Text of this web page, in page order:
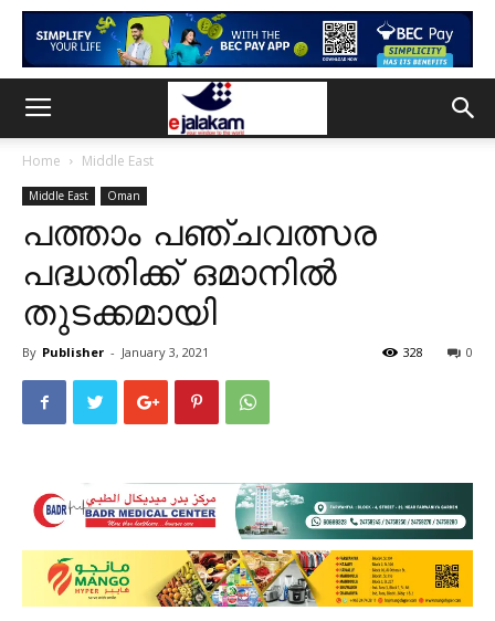
Home Middle East
Middle East Oman
പത്താം പഞ്ചവത്സര
പദ്ധതിക്ക് ഒമാനിൽ
തുടക്കമായി
By Publisher - January 3, 2021 0
328